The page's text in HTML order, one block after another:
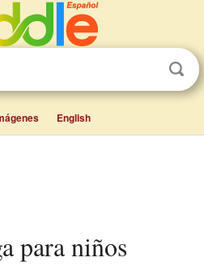
English
para niños